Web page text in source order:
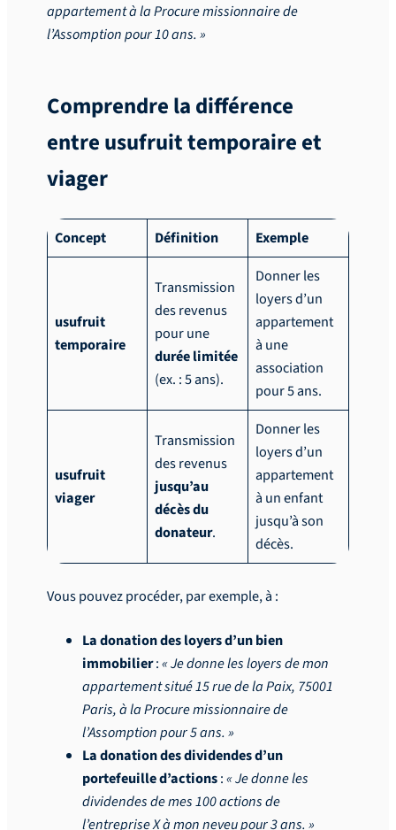
appartement à la Procure missionnaire de
l’Assomption pour 10 ans. »
Comprendre la différence
entre usufruit temporaire et
viager
Concept Définition Exemple
usufruit
temporaire
Transmission
des revenus
pour une
durée limitée
(ex. : 5 ans).
Donner les
loyers d’un
appartement
à une
association
pour 5 ans.
usufruit
viager
Transmission
des revenus
jusqu’au
décès du
donateur.
Donner les
loyers d’un
appartement
à un enfant
jusqu’à son
décès.
Vous pouvez procéder, par exemple, à :
La donation des loyers d’un bien
immobilier:« Je donne les loyers de mon
appartement situé 15 rue de la Paix, 75001
Paris, à la Procure missionnaire de
l’Assomption pour 5 ans. »
La donation des dividendes d’un
portefeuille d’actions:« Je donne les
dividendes de mes 100 actions de
l’entreprise X à mon neveu pour 3 ans. »